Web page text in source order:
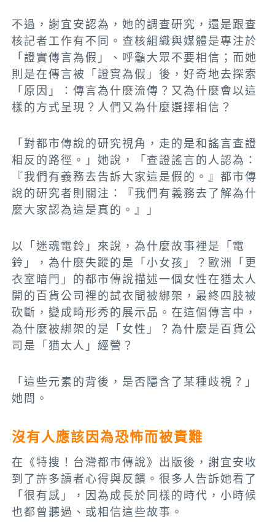
不過，謝宜安認為，她的調查研究，還是跟查
核記者工作有不同。查核組織與媒體是專注於
「證實傳言為假」、呼籲大眾不要相信；而她
則是在傳言被「證實為假」後，好奇地去探索
「原因」：傳言為什麼流傳？又為什麼會以這
樣的方式呈現？人們又為什麼選擇相信？
「對都市傳說的研究視角，走的是和謠言查證
相反的路徑。」她說，「查證謠言的人認為：
『我們有義務去告訴大家這是假的。』都市傳
說的研究者則關注：『我們有義務去了解為什
麼大家認為這是真的。』」
以「迷魂電鈴」來說，為什麼故事裡是「電
鈴」，為什麼失蹤的是「小女孩」？歐洲「更
衣室暗門」的都市傳說描述一個女性在猶太人
開的百貨公司裡的試衣間被綁架，最終四肢被
砍斷，變成畸形秀的展示品。在這個傳言中，
為什麼被綁架的是「女性」？為什麼是百貨公
司是「猶太人」經營？
「這些元素的背後，是否隱含了某種歧視？」
她問。
沒有人應該因為恐怖而被責難
在《特搜！台灣都市傳說》出版後，謝宜安收
到了許多讀者心得與反饋。很多人告訴她看了
「很有感」，因為成長於同樣的時代，小時候
也都曾聽過、或相信這些故事。